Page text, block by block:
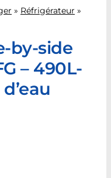
» Réfrigérateur »
by-side
– 490L-